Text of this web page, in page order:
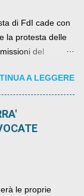
di FdI cade con
la protesta delle
del
A LEGGERE
le proprie